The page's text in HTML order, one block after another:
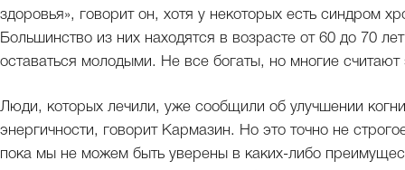
здоровья», говорит он, хотя у некоторых есть синдром
Большинство из них находятся в возрасте от 60 до 70
оставаться молодыми. Не все богаты, но многие
Люди, которых лечили, уже сообщили об улучшении
энергичности, говорит Кармазин. Но это точно не
пока мы не можем быть уверены в каких-либо